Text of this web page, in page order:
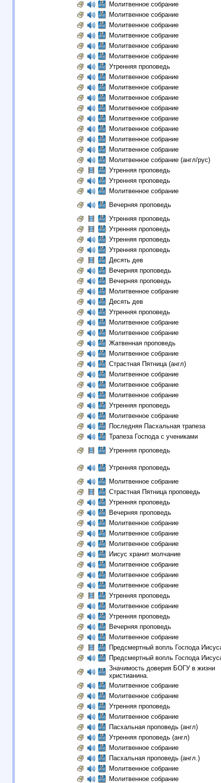
Молитвенное собрание
Молитвенное собрание
Молитвенное собрание
Молитвенное собрание
Молитвенное собрание
Молитвенное собрание
Утренняя проповедь
Молитвенное собрание
Молитвенное собрание
Молитвенное собрание
Молитвенное собрание
Молитвенное собрание
Молитвенное собрание
Молитвенное собрание
Молитвенное собрание
Молитвенное собрание (англ/рус)
Утренняя проповедь
Утренняя проповедь
Молитвенное собрание
Вечерняя проповедь
Утренняя проповедь
Утренняя проповедь
Утренняя проповедь
Утренняя проповедь
Десять дев
Вечерняя проповедь
Вечерняя проповедь
Молитвенное собрание
Десять дев
Утренняя проповедь
Молитвенное собрание
Молитвенное собрание
Жатвенная проповедь
Молитвенное собрание
Страстная Пятница (англ)
Молитвенное собрание
Молитвенное собрание
Молитвенное собрание
Утренняя проповедь
Молитвенное собрание
Последняя Пасхальная трапеза
Трапеза Господа с учениками
Утренняя проповедь
Утренняя проповедь
Молитвенное собрание
Страстная Пятница проповедь
Утренняя проповедь
Вечерняя проповедь
Молитвенное собрание
Молитвенное собрание
Молитвенное собрание
Иисус хранит молчание
Молитвенное собрание
Молитвенное собрание
Молитвенное собрание
Утренняя проповедь
Молитвенное собрание
Утренняя проповедь
Вечерняя проповедь
Молитвенное собрание
Предсмертный вопль Господа
Предсмертный вопль Господа
Значимость доверия БОГУ в жизни
христианина.
Молитвенное собрание
Молитвенное собрание
Утренняя проповедь
Молитвенное собрание
Пасхальная проповедь (англ)
Утренняя проповедь (англ)
Молитвенное собрание
Пасхальная проповедь (англ.)
Молитвенное собрание
Молитвенное собрание